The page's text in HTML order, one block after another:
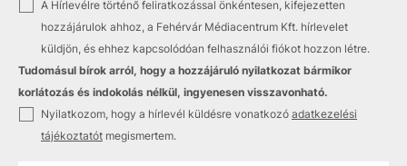
A Hírlevélre történő feliratkozással önkéntesen, kifejezetten
hozzájárulok ahhoz, a Fehérvár Médiacentrum Kft. hírlevelet
küldjön, és ehhez kapcsolódóan felhasználói fiókot hozzon létre.
Tudomásul bírok arról, hogy a hozzájáruló nyilatkozat bármikor
korlátozás és indokolás nélkül, ingyenesen visszavonható.
Nyilatkozom, hogy a hírlevél küldésre vonatkozó adatkezelési
tájékoztatót megismertem.